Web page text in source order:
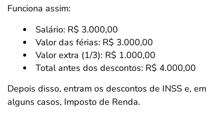
Funciona assim:
Salário: R$ 3.000,00
Valor das férias: R$ 3.000,00
Valor extra (1/3): R$ 1.000,00
Total antes dos descontos: R$ 4.000,00
Depois disso, entram os descontos de INSS e, em
alguns casos, Imposto de Renda.